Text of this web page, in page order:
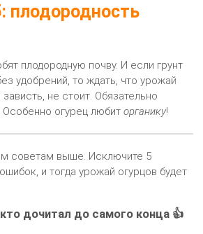
плодородную почву. И если грунт
удобрений, то ждать, что урожай
зависть, не стоит. Обязательно
огурец любит органику!
советам выше. Исключите 5
и тогда урожай огурцов будет
дочитал до самого конца 👍